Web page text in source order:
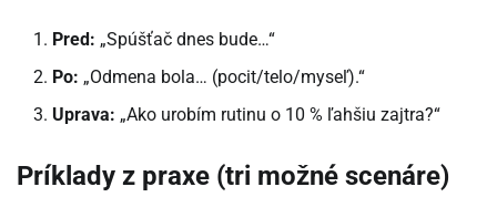
Pred: „Spúšťač dnes bude…“
Po: „Odmena bola… (pocit/telo/myseľ).“
Uprava: „Ako urobím rutinu o 10 % ľahšiu zajtra?“
Príklady z praxe (tri možné scenáre)